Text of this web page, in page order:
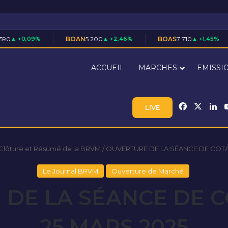
BOAN5 200 ▲ +2,46% BOAS7 710 ▲ +1,45% CABC3
ACCUEIL MARCHES
LIVE Facebook
et Résumé de la BRVM / OUVERTURE DE LA SÉANCE DE
Le Journal BRVM Ouverture de Marché